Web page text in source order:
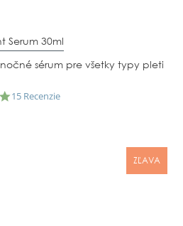
Serum 30ml
sérum pre všetky typy pleti
5.0
15 Recenzie
ZĽAVA